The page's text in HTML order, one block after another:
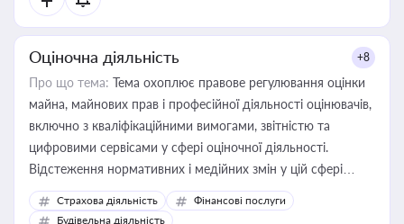
Оціночна діяльність +8
Про що тема: Тема охоплює правове регулювання оцінки
майна, майнових прав і професійної діяльності оцінювачів,
включно з кваліфікаційними вимогами, звітністю та
цифровими сервісами у сфері оціночної діяльності.
Відстеження нормативних і медійних змін у цій сфері
корисне для власника бізнесу, керівника, юриста або
бухгалтера під час оподаткування, приватизації, оренди
Страхова діяльність
Фінансові послуги
Будівельна діяльність